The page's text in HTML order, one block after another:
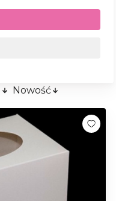
Nowość